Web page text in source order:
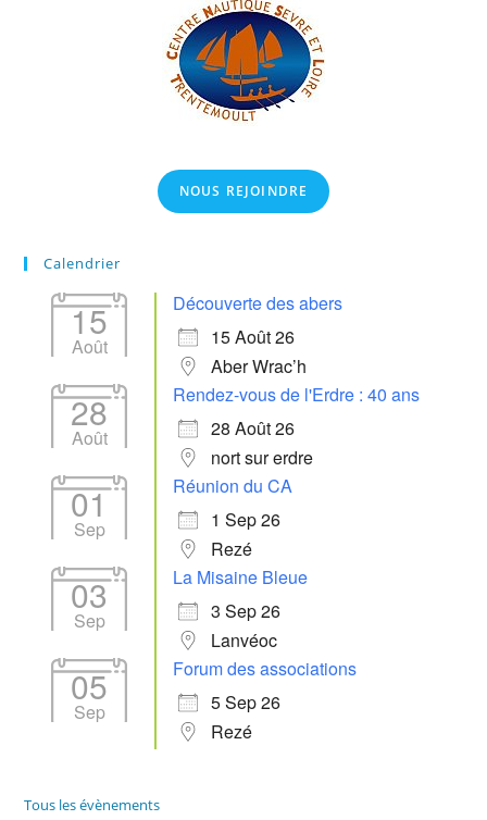
NOUS REJOINDRE
Calendrier
15
Août
Découverte des abers
15 Août 26
Aber Wrac’h
28
Août
Rendez-vous de l'Erdre : 40 ans
28 Août 26
nort sur erdre
01
Sep
Réunion du CA
1 Sep 26
Rezé
03
Sep
La Misaine Bleue
3 Sep 26
Lanvéoc
05
Sep
Forum des associations
5 Sep 26
Rezé
Tous les évènements